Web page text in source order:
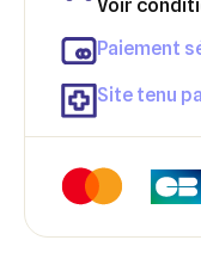
Voir
Paiement
Site tenu
Ajouter à ma liste
Nom de la liste
Vous devez être